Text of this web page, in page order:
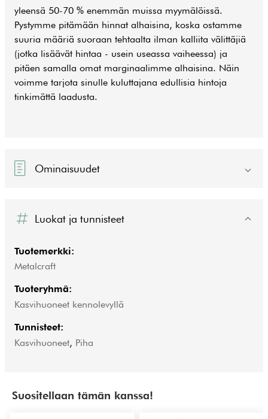
yleensä 50-70 % enemmän muissa myymälöissä.
Pystymme pitämään hinnat alhaisina, koska ostamme
suuria määriä suoraan tehtaalta ilman kalliita välittäjiä
(jotka lisäävät hintaa - usein useassa vaiheessa) ja
pitäen samalla omat marginaalimme alhaisina. Näin
voimme tarjota sinulle kuluttajana edullisia hintoja
tinkimättä laadusta.
Ominaisuudet
Luokat ja tunnisteet
Tuotemerkki:
Metalcraft
Tuoteryhmä:
Kasvihuoneet kennolevyllä
Tunnisteet:
Kasvihuoneet, Piha
Suositellaan tämän kanssa!